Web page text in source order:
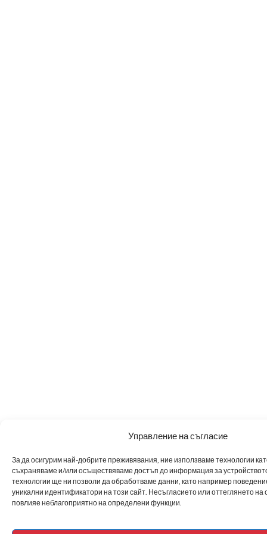
Управление на съгласие
За да осигурим най-добрите преживявания, ние използваме технологии
съхраняваме и/или осъществяваме достъп до информация за
технологии ще ни позволи да обработваме данни, като например
уникални идентификатори на този сайт. Несъгласието или оттеглянето на
повлияе неблагоприятно на определени функции.